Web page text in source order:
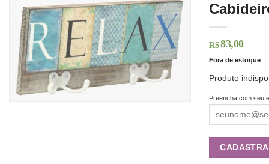
R$ 83,00
Fora de estoque
Produto
Preencha com seu